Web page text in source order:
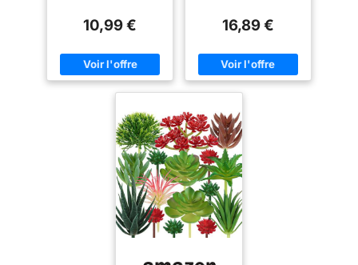
10,99 € 16,89 €